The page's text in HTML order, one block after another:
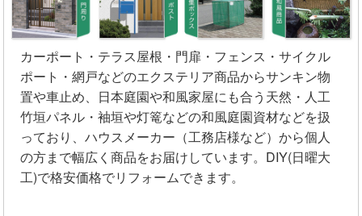
カーポート・テラス屋根・門扉・フェンス・サイクル
ポート・網戸などのエクステリア商品からサンキン物
置や車止め、日本庭園や和風家屋にも合う天然・人工
竹垣パネル・袖垣や灯篭などの和風庭園資材などを扱
っており、ハウスメーカー（工務店様など）から個人
の方まで幅広く商品をお届けしています。DIY(日曜大
工)で格安価格でリフォームできます。